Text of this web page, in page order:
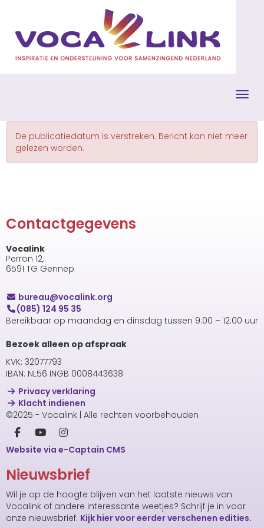
De publicatiedatum is verstreken. Bericht kan niet meer
gelezen worden.
Contactgegevens
Vocalink
Perron 12,
6591 TG Gennep
uaerub@vocalink.org
(085) 124 95 35
Bereikbaar op maandag en dinsdag tussen 9:00 – 12:00 uur
Bezoek alleen op afspraak
KVK: 32077793
IBAN: NL56 INGB 0008443638
Privacy verklaring
Klacht indienen
©2025 - Vocalink | Alle rechten voorbehouden
Website via e-Captain CMS
Nieuwsbrief
Wil je op de hoogte blijven van het laatste nieuws van
Vocalink of andere interessante weetjes? Schrijf je in voor
onze nieuwsbrief. Kijk hier voor eerder verschenen edities.